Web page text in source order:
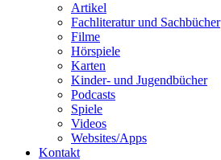
Artikel
Fachliteratur und Sachbücher
Filme
Hörspiele
Karten
Kinder- und Jugendbücher
Podcasts
Spiele
Videos
Websites/Apps
Kontakt